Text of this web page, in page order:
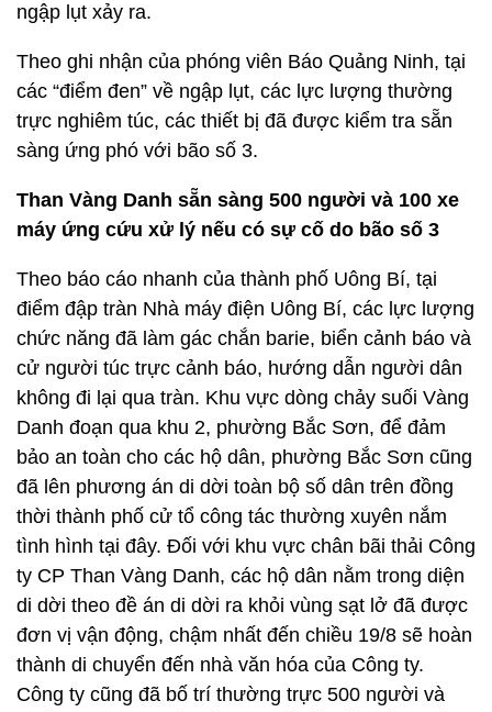
ngập lụt xảy ra.
Theo ghi nhận của phóng viên Báo Quảng Ninh, tại
các “điểm đen” về ngập lụt, các lực lượng thường
trực nghiêm túc, các thiết bị đã được kiểm tra sẵn
sàng ứng phó với bão số 3.
Than Vàng Danh sẵn sàng 500 người và 100 xe
máy ứng cứu xử lý nếu có sự cố do bão số 3
Theo báo cáo nhanh của thành phố Uông Bí, tại
điểm đập tràn Nhà máy điện Uông Bí, các lực lượng
chức năng đã làm gác chắn barie, biển cảnh báo và
cử người túc trực cảnh báo, hướng dẫn người dân
không đi lại qua tràn. Khu vực dòng chảy suối Vàng
Danh đoạn qua khu 2, phường Bắc Sơn, để đảm
bảo an toàn cho các hộ dân, phường Bắc Sơn cũng
đã lên phương án di dời toàn bộ số dân trên đồng
thời thành phố cử tổ công tác thường xuyên nắm
tình hình tại đây. Đối với khu vực chân bãi thải Công
ty CP Than Vàng Danh, các hộ dân nằm trong diện
di dời theo đề án di dời ra khỏi vùng sạt lở đã được
đơn vị vận động, chậm nhất đến chiều 19/8 sẽ hoàn
thành di chuyển đến nhà văn hóa của Công ty.
Công ty cũng đã bố trí thường trực 500 người và